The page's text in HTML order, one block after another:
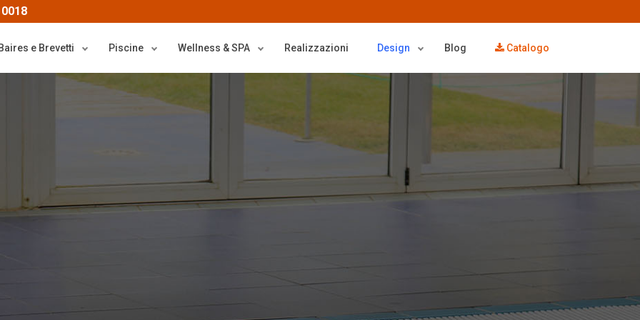
Baires e Brevetti Piscine Wellness & SPA Realizzazioni Design Blog Catalogo